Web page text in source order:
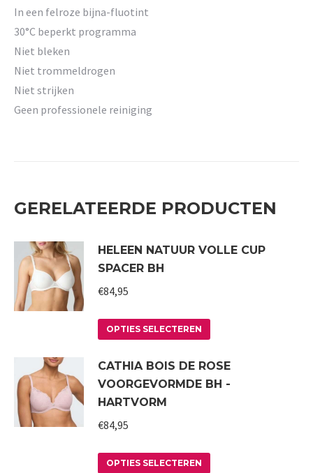
In een felroze bijna-fluotint
30°C beperkt programma
Niet bleken
Niet trommeldrogen
Niet strijken
Geen professionele reiniging
GERELATEERDE PRODUCTEN
HELEEN NATUUR VOLLE CUP
SPACER BH
€84,95
OPTIES SELECTEREN
heeft
meerdere
CATHIA BOIS DE ROSE
VOORGEVORMDE BH -
HARTVORM
€84,95
OPTIES SELECTEREN